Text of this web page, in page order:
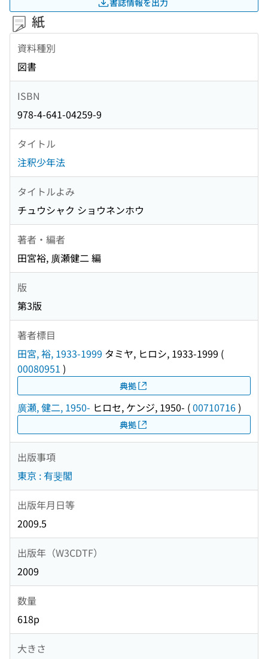
紙
資料種別
図書
ISBN
978-4-641-04259-9
タイトル
注釈少年法
タイトルよみ
チュウシャク ショウネンホウ
著者・編者
田宮裕, 廣瀬健二 編
版
第3版
著者標目
田宮, 裕, 1933-1999 タミヤ, ヒロシ, 1933-1999 (
00080951 )
典拠
廣瀬, 健二, 1950- ヒロセ, ケンジ, 1950- (00710716)
典拠
出版事項
東京 : 有斐閣
出版年月日等
2009.5
出版年（W3CDTF）
2009
数量
618p
大きさ